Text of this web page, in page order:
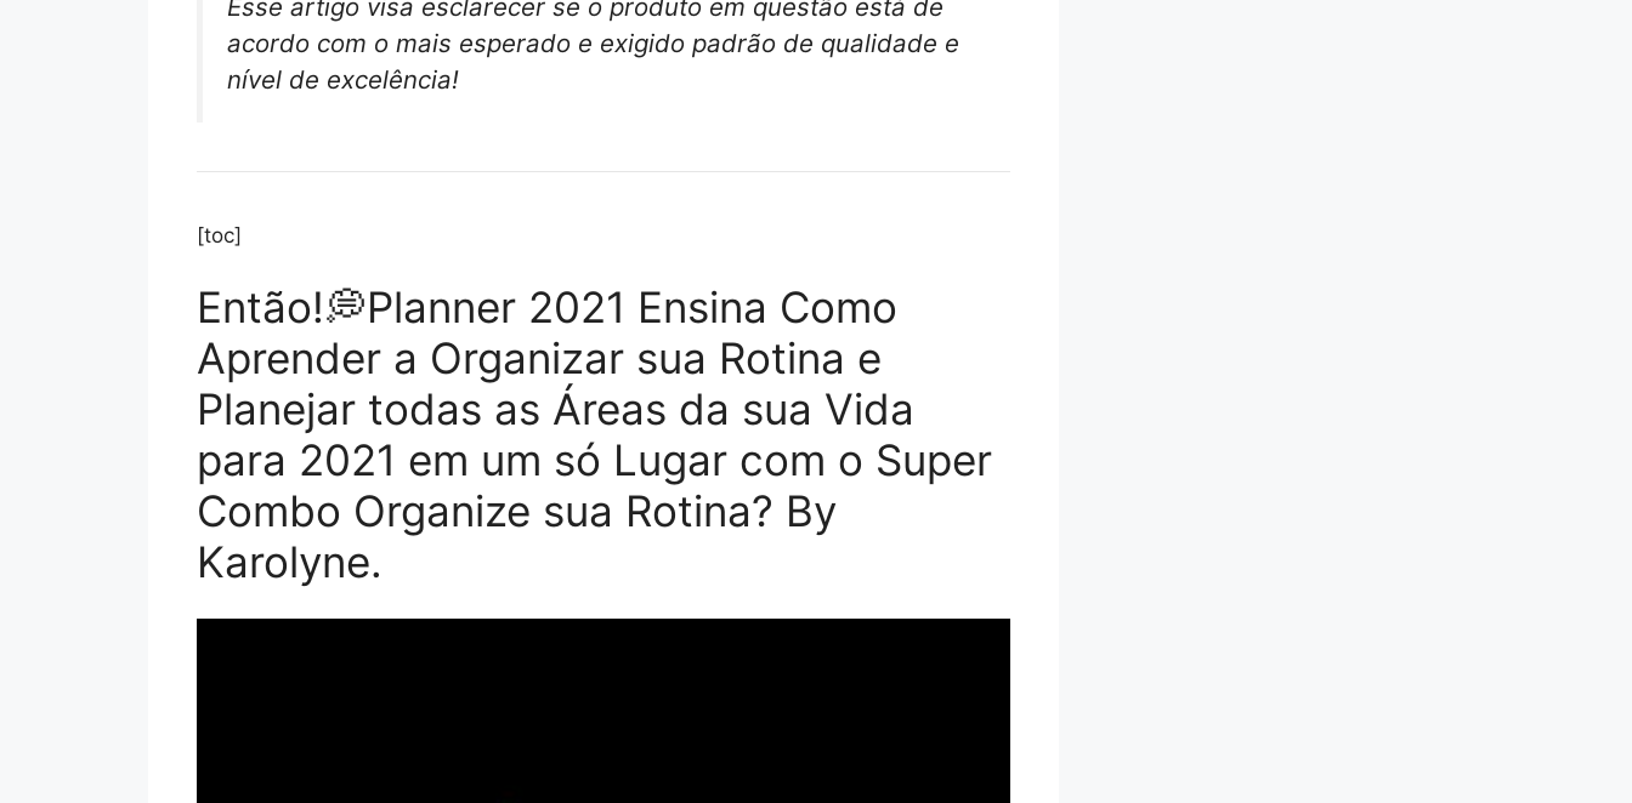
Esse artigo visa esclarecer se o produto em questão está de
acordo com o mais esperado e exigido padrão de qualidade e
nível de excelência!
[toc]
Então!💭Planner 2021 Ensina Como
Aprender a Organizar sua Rotina e
Planejar todas as Áreas da sua Vida
para 2021 em um só Lugar com o Super
Combo Organize sua Rotina? By
Karolyne.